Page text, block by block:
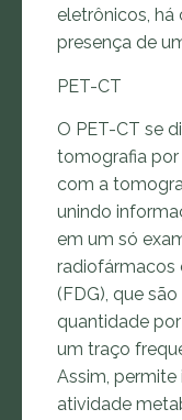
eletrônicos,
presença de
PET-CT
O PET-CT se
tomografia por
com a
unindo
em um só
radiofármacos
(FDG), que
quantidade
um traço
Assim,
atividade